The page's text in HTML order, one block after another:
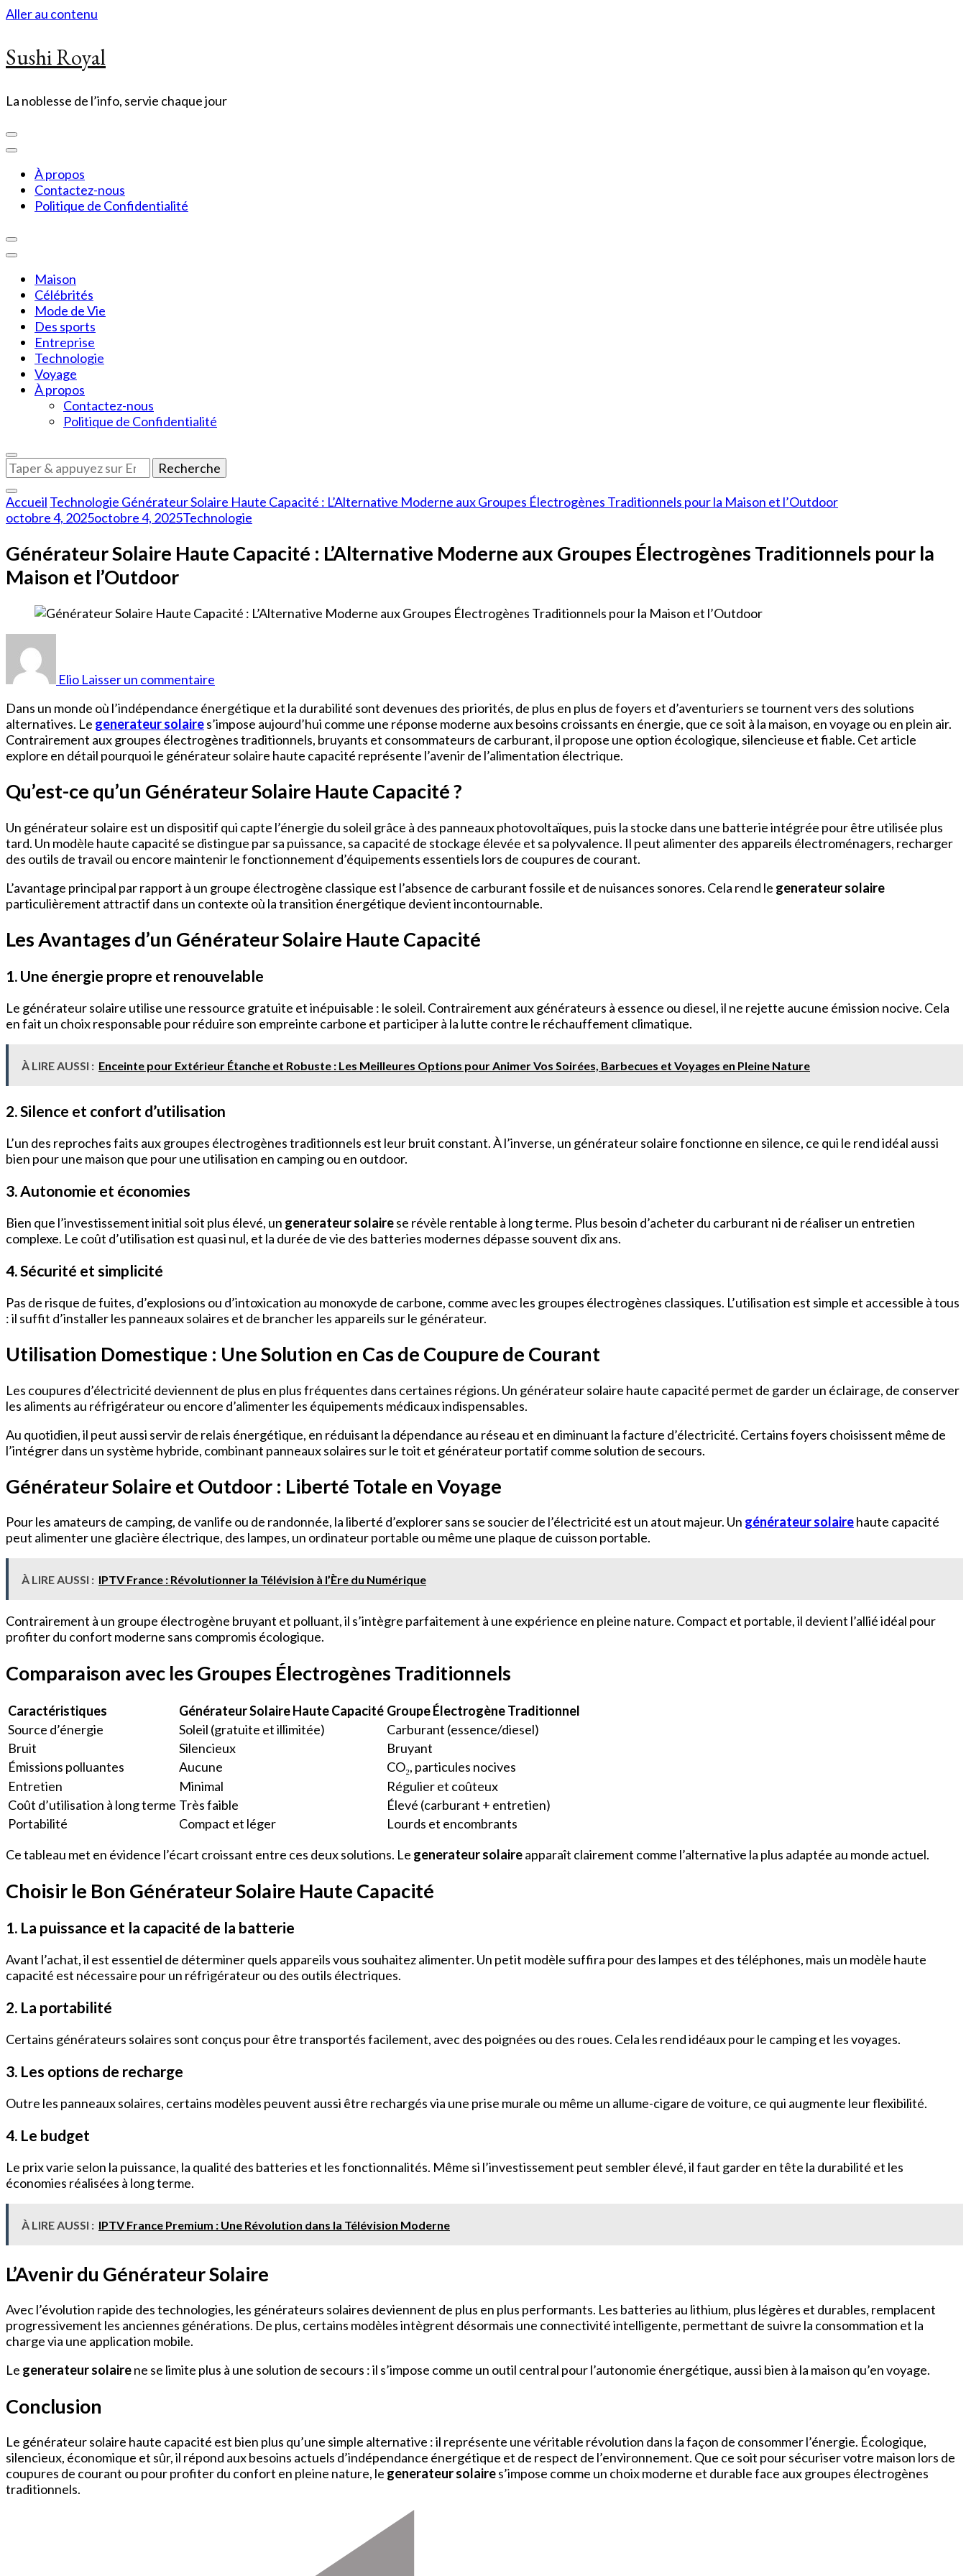
Aller au contenu
Sushi Royal
La noblesse de l’info, servie chaque jour
À propos
Contactez-nous
Politique de Confidentialité
Maison
Célébrités
Mode de Vie
Des sports
Entreprise
Technologie
Voyage
À propos
Contactez-nous
Politique de Confidentialité
Vous
recherchiez
quelque
chose
?
Accueil Technologie Générateur Solaire Haute Capacité : L’Alternative Moderne aux Groupes Électrogènes Traditionnels pour la Maison et l’Outdoor
octobre 4, 2025octobre 4, 2025Technologie
Générateur Solaire Haute Capacité : L’Alternative Moderne aux Groupes Électrogènes Traditionnels pour la
Maison et l’Outdoor
Elio Laisser un commentaire
Haute
Capacité
:
L’Alternative
Moderne
Groupes
Électrogènes
pour
la
Maison
l’Outdoor
Dans un monde où l’indépendance énergétique et la durabilité sont devenues des priorités, de plus en plus de foyers et d’aventuriers se tournent vers des solutions
alternatives. Le generateur solaires’impose aujourd’hui comme une réponse moderne aux besoins croissants en énergie, que ce soit à la maison, en voyage ou en plein air.
Contrairement aux groupes électrogènes traditionnels, bruyants et consommateurs de carburant, il propose une option écologique, silencieuse et fiable. Cet article
explore en détail pourquoi le générateur solaire haute capacité représente l’avenir de l’alimentation électrique.
Qu’est-ce qu’un Générateur Solaire Haute Capacité ?
Un générateur solaire est un dispositif qui capte l’énergie du soleil grâce à des panneaux photovoltaïques, puis la stocke dans une batterie intégrée pour être utilisée plus
tard. Un modèle haute capacité se distingue par sa puissance, sa capacité de stockage élevée et sa polyvalence. Il peut alimenter des appareils électroménagers, recharger
des outils de travail ou encore maintenir le fonctionnement d’équipements essentiels lors de coupures de courant.
L’avantage principal par rapport à un groupe électrogène classique est l’absence de carburant fossile et de nuisances sonores. Cela rend le generateur solaire
particulièrement attractif dans un contexte où la transition énergétique devient incontournable.
Les Avantages d’un Générateur Solaire Haute Capacité
1. Une énergie propre et renouvelable
Le générateur solaire utilise une ressource gratuite et inépuisable : le soleil. Contrairement aux générateurs à essence ou diesel, il ne rejette aucune émission nocive. Cela
en fait un choix responsable pour réduire son empreinte carbone et participer à la lutte contre le réchauffement climatique.
À LIRE AUSSI : Enceinte pour Extérieur Étanche et Robuste : Les Meilleures Options pour Animer Vos Soirées, Barbecues et Voyages en Pleine Nature
2. Silence et confort d’utilisation
L’un des reproches faits aux groupes électrogènes traditionnels est leur bruit constant. À l’inverse, un générateur solaire fonctionne en silence, ce qui le rend idéal aussi
bien pour une maison que pour une utilisation en camping ou en outdoor.
3. Autonomie et économies
Bien que l’investissement initial soit plus élevé, un generateur solairese révèle rentable à long terme. Plus besoin d’acheter du carburant ni de réaliser un entretien
complexe. Le coût d’utilisation est quasi nul, et la durée de vie des batteries modernes dépasse souvent dix ans.
4. Sécurité et simplicité
Pas de risque de fuites, d’explosions ou d’intoxication au monoxyde de carbone, comme avec les groupes électrogènes classiques. L’utilisation est simple et accessible à tous
: il suffit d’installer les panneaux solaires et de brancher les appareils sur le générateur.
Utilisation Domestique : Une Solution en Cas de Coupure de Courant
Les coupures d’électricité deviennent de plus en plus fréquentes dans certaines régions. Un générateur solaire haute capacité permet de garder un éclairage, de conserver
les aliments au réfrigérateur ou encore d’alimenter les équipements médicaux indispensables.
Au quotidien, il peut aussi servir de relais énergétique, en réduisant la dépendance au réseau et en diminuant la facture d’électricité. Certains foyers choisissent même de
l’intégrer dans un système hybride, combinant panneaux solaires sur le toit et générateur portatif comme solution de secours.
Générateur Solaire et Outdoor : Liberté Totale en Voyage
Pour les amateurs de camping, de vanlife ou de randonnée, la liberté d’explorer sans se soucier de l’électricité est un atout majeur. Un générateur solairehaute capacité
peut alimenter une glacière électrique, des lampes, un ordinateur portable ou même une plaque de cuisson portable.
À LIRE AUSSI : IPTV France : Révolutionner la Télévision à l’Ère du Numérique
Contrairement à un groupe électrogène bruyant et polluant, il s’intègre parfaitement à une expérience en pleine nature. Compact et portable, il devient l’allié idéal pour
profiter du confort moderne sans compromis écologique.
Comparaison avec les Groupes Électrogènes Traditionnels
Caractéristiques Générateur Solaire Haute Capacité Groupe Électrogène Traditionnel
Source d’énergie
Soleil (gratuite et illimitée)
Carburant (essence/diesel)
Bruit
Silencieux
Bruyant
Émissions polluantes
Aucune
CO₂, particules nocives
Entretien
Minimal
Régulier et coûteux
Coût d’utilisation à long terme Très faible
Élevé (carburant + entretien)
Portabilité
Compact et léger
Lourds et encombrants
Ce tableau met en évidence l’écart croissant entre ces deux solutions. Le generateur solaireapparaît clairement comme l’alternative la plus adaptée au monde actuel.
Choisir le Bon Générateur Solaire Haute Capacité
1. La puissance et la capacité de la batterie
Avant l’achat, il est essentiel de déterminer quels appareils vous souhaitez alimenter. Un petit modèle suffira pour des lampes et des téléphones, mais un modèle haute
capacité est nécessaire pour un réfrigérateur ou des outils électriques.
2. La portabilité
Certains générateurs solaires sont conçus pour être transportés facilement, avec des poignées ou des roues. Cela les rend idéaux pour le camping et les voyages.
3. Les options de recharge
Outre les panneaux solaires, certains modèles peuvent aussi être rechargés via une prise murale ou même un allume-cigare de voiture, ce qui augmente leur flexibilité.
4. Le budget
Le prix varie selon la puissance, la qualité des batteries et les fonctionnalités. Même si l’investissement peut sembler élevé, il faut garder en tête la durabilité et les
économies réalisées à long terme.
À LIRE AUSSI : IPTV France Premium : Une Révolution dans la Télévision Moderne
L’Avenir du Générateur Solaire
Avec l’évolution rapide des technologies, les générateurs solaires deviennent de plus en plus performants. Les batteries au lithium, plus légères et durables, remplacent
progressivement les anciennes générations. De plus, certains modèles intègrent désormais une connectivité intelligente, permettant de suivre la consommation et la
charge via une application mobile.
Le generateur solairene se limite plus à une solution de secours : il s’impose comme un outil central pour l’autonomie énergétique, aussi bien à la maison qu’en voyage.
Conclusion
Le générateur solaire haute capacité est bien plus qu’une simple alternative : il représente une véritable révolution dans la façon de consommer l’énergie. Écologique,
silencieux, économique et sûr, il répond aux besoins actuels d’indépendance énergétique et de respect de l’environnement. Que ce soit pour sécuriser votre maison lors de
coupures de courant ou pour profiter du confort en pleine nature, le generateur solaires’impose comme un choix moderne et durable face aux groupes électrogènes
traditionnels.